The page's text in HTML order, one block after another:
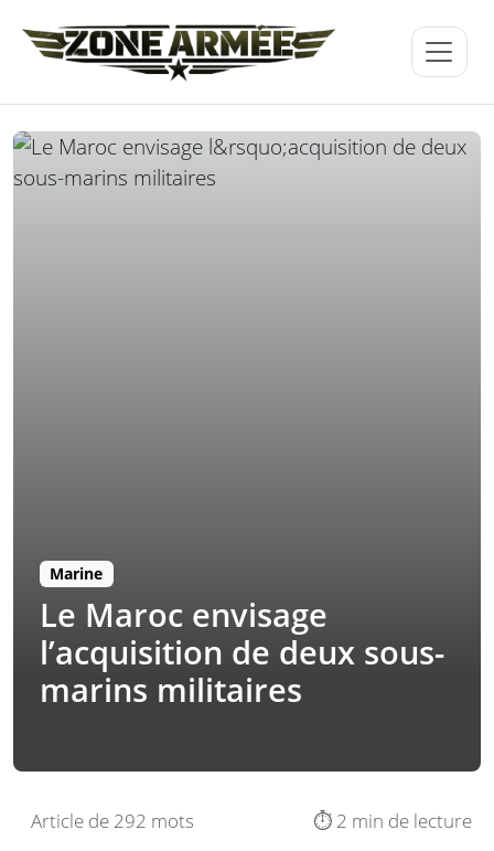
Marine
Le Maroc envisage
l’acquisition de deux sous-
marins militaires
Article de 292 mots ⏱️ 2 min de lecture